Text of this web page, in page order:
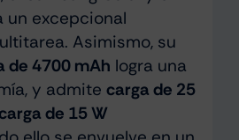
un excepcional
Asimismo, su
de 4700 mAh logra una
y admite carga de 25
de 15 W